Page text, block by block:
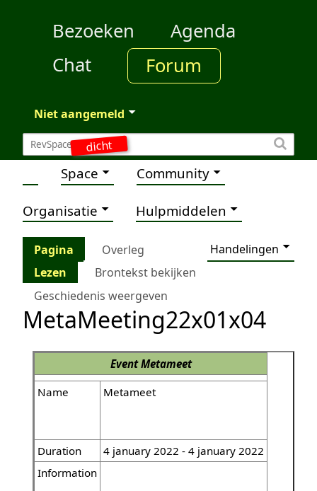
dicht
Bezoeken
Agenda
Chat
Forum
Niet aangemeld
Space Community
Organisatie Hulpmiddelen
Pagina Overleg
Handelingen
Lezen
Brontekst bekijken
Geschiedenis weergeven
MetaMeeting22x01x04
EventMetameet
Name
Metameet
Duration
4 january 2022 - 4 january 2022
Information